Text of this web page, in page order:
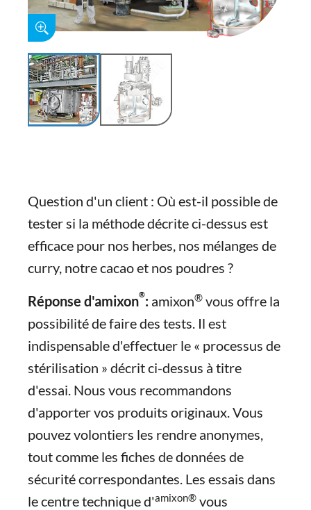
Question d'un client : Où est-il possible de
tester si la méthode décrite ci-dessus est
efficace pour nos herbes, nos mélanges de
curry, notre cacao et nos poudres ?
Réponse d'amixon®: amixon® vous offre la
possibilité de faire des tests. Il est
indispensable d'effectuer le « processus de
stérilisation » décrit ci-dessus à titre
d'essai. Nous vous recommandons
d'apporter vos produits originaux. Vous
pouvez volontiers les rendre anonymes,
tout comme les fiches de données de
sécurité correspondantes. Les essais dans
le centre technique d'amixon® vous